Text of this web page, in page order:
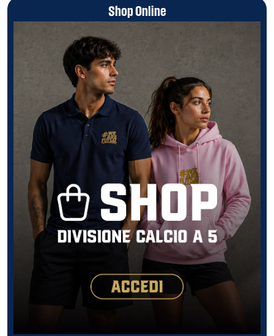
Shop Online